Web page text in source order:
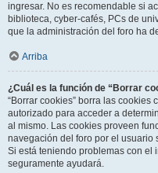
ingresar. No es recomendable si
biblioteca, cyber-cafés, PCs de
que la administración del foro ha
Arriba
¿Cuál es la función de “Borrar
“Borrar cookies” borra las
autorizado para acceder a
al mismo. Las cookies proveen
navegación del foro por el
Si está teniendo problemas con el
seguramente ayudará.